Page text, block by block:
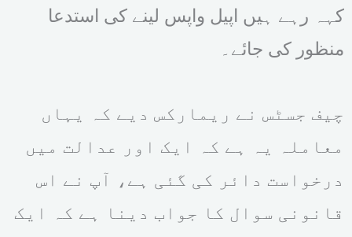
کہہ رہے ہیں اپیل واپس لینے کی استدعا
منظور کی جائے۔
چیف جسٹس نے ریمارکس دیے کہ یہاں
معاملہ یہ ہے کہ ایک اور عدالت میں
درخواست دائر کی گئی ہے، آپ نے اس
قانونی سوال کا جواب دینا ہے کہ ایک